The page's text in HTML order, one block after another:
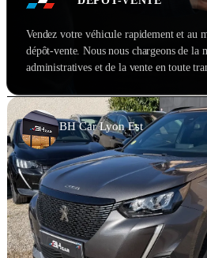
Vendez votre véhicule rapidement et au
dépôt-vente. Nous nous chargeons de la
administratives et de la vente en toute
BH Car Lyon Est